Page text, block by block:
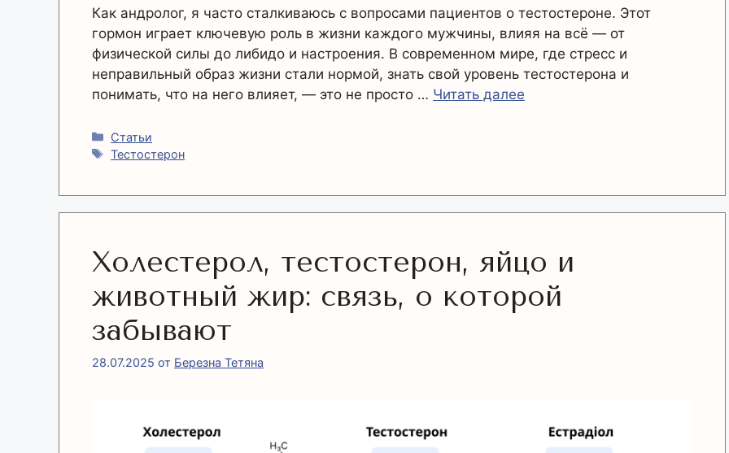
Как андролог, я часто сталкиваюсь с вопросами пациентов о тестостероне. Этот
гормон играет ключевую роль в жизни каждого мужчины, влияя на всё — от
физической силы до либидо и настроения. В современном мире, где стресс и
неправильный образ жизни стали нормой, знать свой уровень тестостерона и
понимать, что на него влияет, — это не просто … Читать далее
Рубрики
Статьи
Метки
Тестостерон
Холестерол, тестостерон, яйцо и
животный жир: связь, о которой
забывают
28.07.2025 от Березна Тетяна